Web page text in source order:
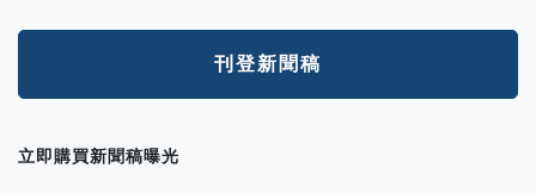
刊登新聞稿
立即購買新聞稿曝光